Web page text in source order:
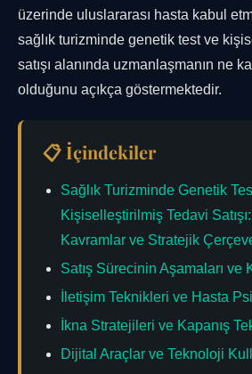
üzerinde uluslararası hasta kabul
sağlık turizminde genetik test ve
satışı alanında uzmanlaşmanın ne
olduğunu açıkça göstermektedir.
📋 İçindekiler
Sağlık Turizminde Genetik
Kişiselleştirilmiş Tedavi Satışı:
Kavramlar ve Stratejik
Satış Sürecinin Aşamaları ve
İletişim Teknikleri ve Hasta
İkna Stratejileri ve Kapanış
Dijital Araçlar ve Teknoloji